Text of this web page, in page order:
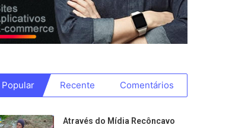
Popular Recente Comentários
Através do Mídia Recôncavo